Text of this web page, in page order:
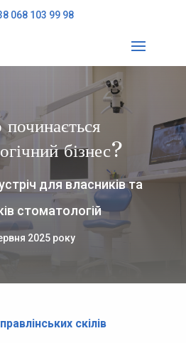
068 103 99 98
починається
бізнес?
для власників та
стоматологій
2025 року
скілів